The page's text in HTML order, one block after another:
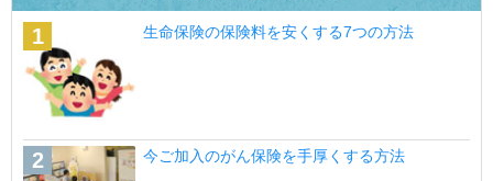
生命保険の保険料を安くする7つの方法
今ご加入のがん保険を手厚くする方法